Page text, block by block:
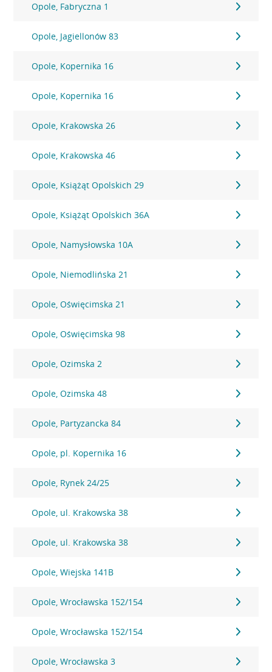
Opole, Fabryczna 1
Opole, Jagiellonów 83
Opole, Kopernika 16
Opole, Kopernika 16
Opole, Krakowska 26
Opole, Krakowska 46
Opole, Książąt Opolskich 29
Opole, Książąt Opolskich 36A
Opole, Namysłowska 10A
Opole, Niemodlińska 21
Opole, Oświęcimska 21
Opole, Oświęcimska 98
Opole, Ozimska 2
Opole, Ozimska 48
Opole, Partyzancka 84
Opole, pl. Kopernika 16
Opole, Rynek 24/25
Opole, ul. Krakowska 38
Opole, ul. Krakowska 38
Opole, Wiejska 141B
Opole, Wrocławska 152/154
Opole, Wrocławska 152/154
Opole, Wrocławska 3